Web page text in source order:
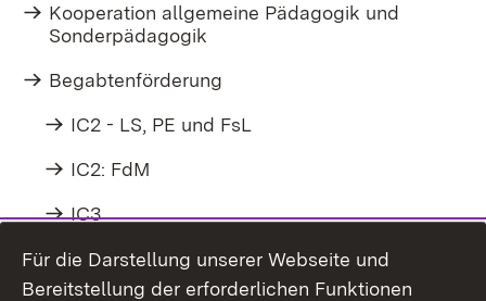
Kooperation allgemeine Pädagogik und
Sonderpädagogik
Begabtenförderung
IC2 - LS, PE und FsL
IC2: FdM
IC3
IC4
Für die Darstellung unserer Webseite und
Bereitstellung der erforderlichen Funktionen